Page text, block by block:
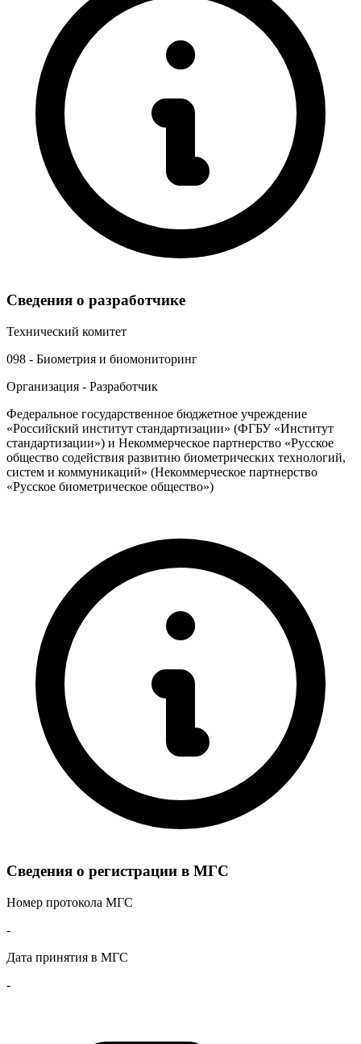
Сведения о разработчике
Технический комитет
098 - Биометрия и биомониторинг
Организация - Разработчик
Федеральное государственное бюджетное учреждение
«Российский институт стандартизации» (ФГБУ «Институт
стандартизации») и Некоммерческое партнерство «Русское
общество содействия развитию биометрических технологий,
систем и коммуникаций» (Некоммерческое партнерство
«Русское биометрическое общество»)
Сведения о регистрации в МГС
Номер протокола МГС
-
Дата принятия в МГС
-